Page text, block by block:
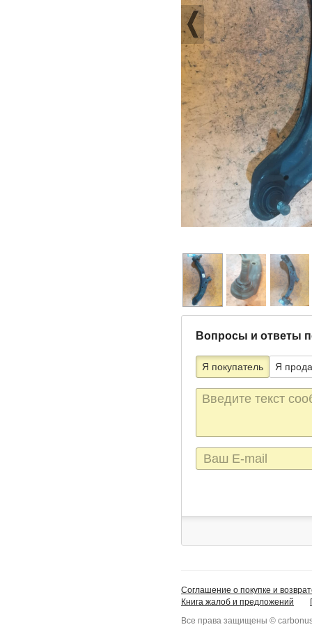
Вопросы и ответы
Я покупатель Я
Текст
сообщения
E-
mail
Соглашение о покупке и
Книга жалоб и предложений
Все права защищены ©